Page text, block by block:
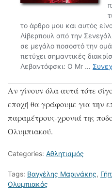
Αν γίνουν όλα αυτά τότε
εποχή θα γράφουμε για την
παραμέτρους-χρονιά της
Ολυμπιακού.
Categories: Αθλητισμός
Tags: Βαγγέλης Μαρινάκης,
Ολυμπιακός